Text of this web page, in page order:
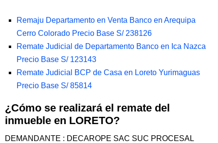
Remaju Departamento en Venta Banco en Arequipa
Cerro Colorado Precio Base S/ 238126
Remate Judicial de Departamento Banco en Ica Nazca
Precio Base S/ 123143
Remate Judicial BCP de Casa en Loreto Yurimaguas
Precio Base S/ 85814
¿Cómo se realizará el remate del
inmueble en LORETO?
DEMANDANTE : DECAROPE SAC SUC PROCESAL